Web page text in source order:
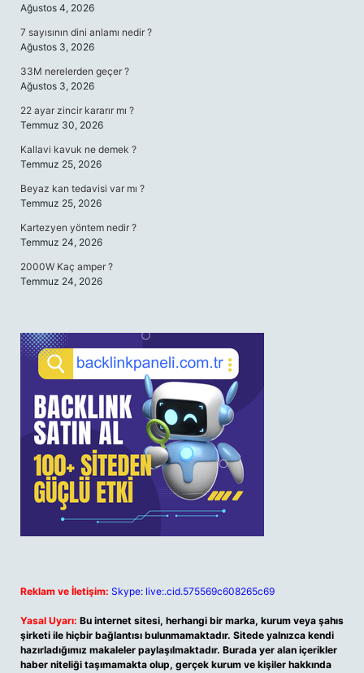
Ağustos 4, 2026
7 sayısının dini anlamı nedir ?
Ağustos 3, 2026
33M nerelerden geçer ?
Ağustos 3, 2026
22 ayar zincir kararır mı ?
Temmuz 30, 2026
Kallavi kavuk ne demek ?
Temmuz 25, 2026
Beyaz kan tedavisi var mı ?
Temmuz 25, 2026
Kartezyen yöntem nedir ?
Temmuz 24, 2026
2000W Kaç amper ?
Temmuz 24, 2026
Reklam ve İletişim: Skype: live:.cid.575569c608265c69
Yasal Uyarı: Bu internet sitesi, herhangi bir marka, kurum veya şahıs
şirketi ile hiçbir bağlantısı bulunmamaktadır. Sitede yalnızca kendi
hazırladığımız makaleler paylaşılmaktadır. Burada yer alan içerikler
haber niteliği taşımamakta olup, gerçek kurum ve kişiler hakkında